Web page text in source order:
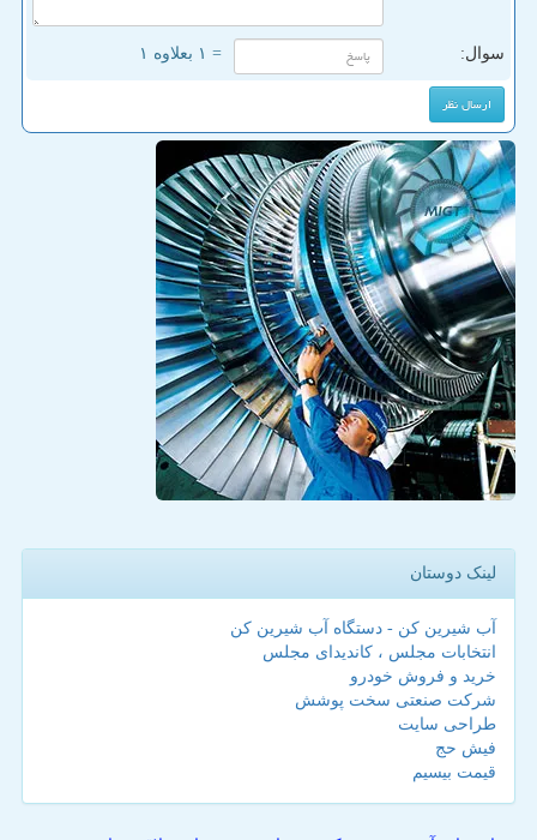
سوال: = ۱ بعلاوه ۱
لینک دوستان
آب شیرین کن - دستگاه آب شیرین کن
انتخابات مجلس ، کاندیدای مجلس
خرید و فروش خودرو
شرکت صنعتی سخت پوشش
طراحی سایت
فیش حج
قیمت بیسیم